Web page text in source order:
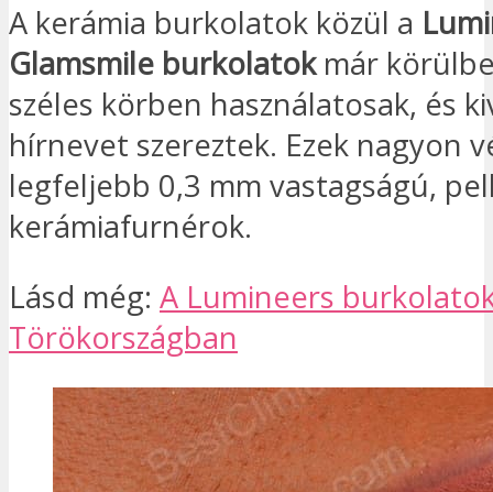
A kerámia burkolatok közül a
Glamsmile burkolatokmár
széles körben használatosak, és
hírnevet szereztek. Ezek nagyon
legfeljebb 0,3 mm vastagságú,
kerámiafurnérok.
Lásd még: A Lumineers
Törökországban